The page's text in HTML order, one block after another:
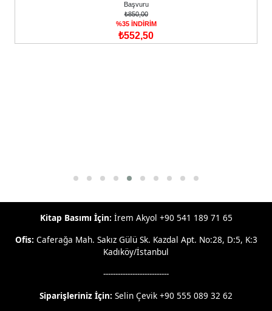
Başvuru
₺850,00
%35 İNDİRİM
₺552,50
Kitap Basımı İçin: İrem Akyol +90 541 189 71 65
Ofis: Caferağa Mah. Sakız Gülü Sk. Kazdal Apt. No:28, D:5, K:3
Kadıköy/İstanbul
---------------------------
Siparişleriniz İçin: Selin Çevik +90 555 089 32 62